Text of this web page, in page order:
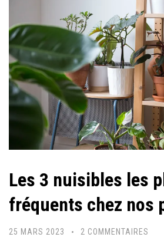
Les 3 nuisibles les
fréquents chez nos
25 MARS 2023 2 COMMENTAIRES